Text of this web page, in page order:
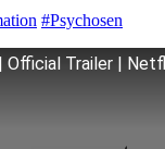
#Psychosen
Official Trailer |